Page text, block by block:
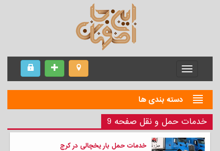
Menu
دسته بندی ها
خدمات حمل و نقل صفحه 9
خدمات حمل بار یخچالی در کرج